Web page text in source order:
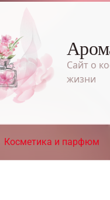
Сайт о
жизни
Косметика и парфюм